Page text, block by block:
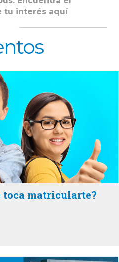
tu interés aquí
toca matricularte?